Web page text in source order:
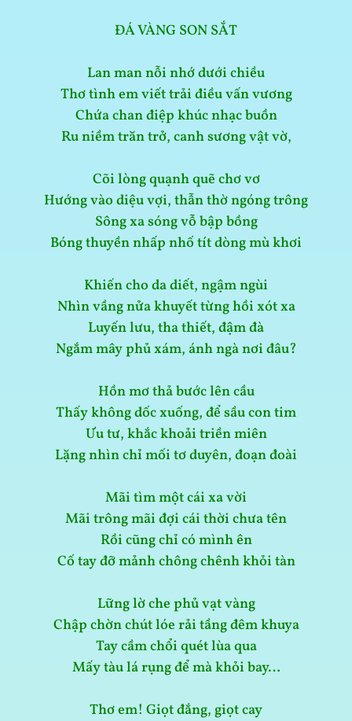
ĐÁ VÀNG SON SẮT
Lan man nỗi nhớ dưới chiều
Thơ tình em viết trải điều vấn vương
Chứa chan điệp khúc nhạc buồn
Ru niềm trăn trở, canh sương vật vờ,
Cõi lòng quạnh quẽ chơ vơ
Hướng vào diệu vợi, thẫn thờ ngóng trông
Sông xa sóng vỗ bập bồng
Bóng thuyền nhấp nhố tít dòng mù khơi
Khiến cho da diết, ngậm ngùi
Nhìn vầng nửa khuyết từng hồi xót xa
Luyến lưu, tha thiết, đậm đà
Ngắm mây phủ xám, ánh ngà nơi đâu?
Hồn mơ thả bước lên cầu
Thấy không dốc xuống, để sầu con tim
Ưu tư, khắc khoải triền miên
Lặng nhìn chỉ mối tơ duyên, đoạn đoài
Mãi tìm một cái xa vời
Mãi trông mãi đợi cái thời chưa tên
Rồi cũng chỉ có mình ên
Cố tay đỡ mảnh chông chênh khỏi tàn
Lững lờ che phủ vạt vàng
Chập chờn chút lóe rải tầng đêm khuya
Tay cầm chổi quét lùa qua
Mấy tàu lá rụng để mà khỏi bay…
Thơ em! Giọt đắng, giọt cay